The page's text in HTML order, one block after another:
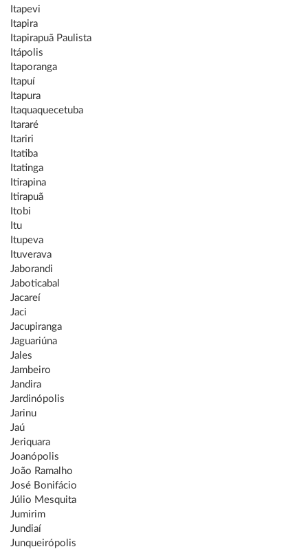
Itapevi
Itapira
Itapirapuã Paulista
Itápolis
Itaporanga
Itapuí
Itapura
Itaquaquecetuba
Itararé
Itariri
Itatiba
Itatinga
Itirapina
Itirapuã
Itobi
Itu
Itupeva
Ituverava
Jaborandi
Jaboticabal
Jacareí
Jaci
Jacupiranga
Jaguariúna
Jales
Jambeiro
Jandira
Jardinópolis
Jarinu
Jaú
Jeriquara
Joanópolis
João Ramalho
José Bonifácio
Júlio Mesquita
Jumirim
Jundiaí
Junqueirópolis